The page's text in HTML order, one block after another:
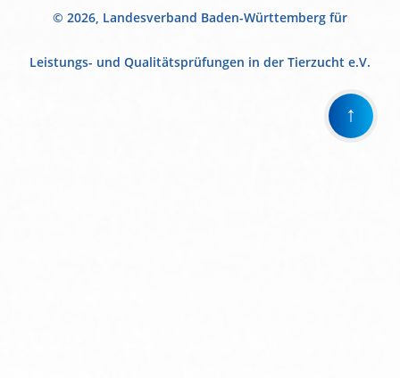
© 2026, Landesverband Baden-Württemberg für
Leistungs- und Qualitätsprüfungen in der Tierzucht e.V.
↑